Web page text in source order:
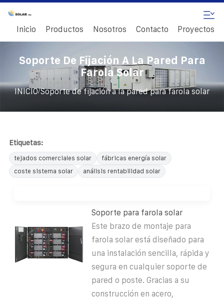
Inicio Productos Nosotros Contacto Proyectos
Soporte De Fijación A La Pared Para
Farola Solar
INICIO/Soporte de fijación a la pared para farola solar
Etiquetas:
tejados comerciales solar
fábricas energía solar
coste sistema solar
análisis rentabilidad solar
Soporte para farola solar
Este brazo de montaje para
farola solar está diseñado para
una instalación sencilla, rápida y
segura en cualquier soporte de
pared o poste. Gracias a su
construcción en acero,